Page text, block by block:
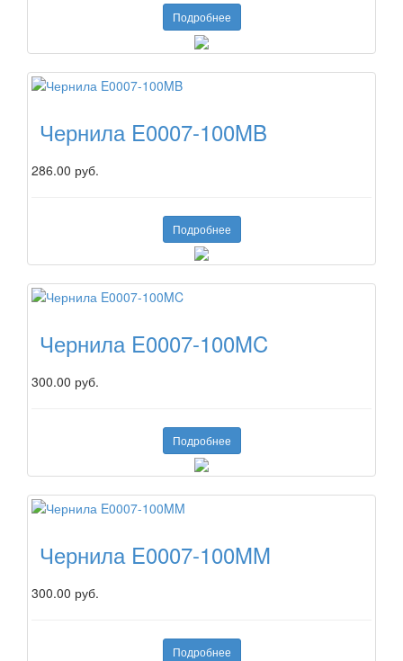
Подробнее
Чернила E0007-100MB
286.00 руб.
Подробнее
Чернила E0007-100MC
300.00 руб.
Подробнее
Чернила E0007-100MM
300.00 руб.
Подробнее